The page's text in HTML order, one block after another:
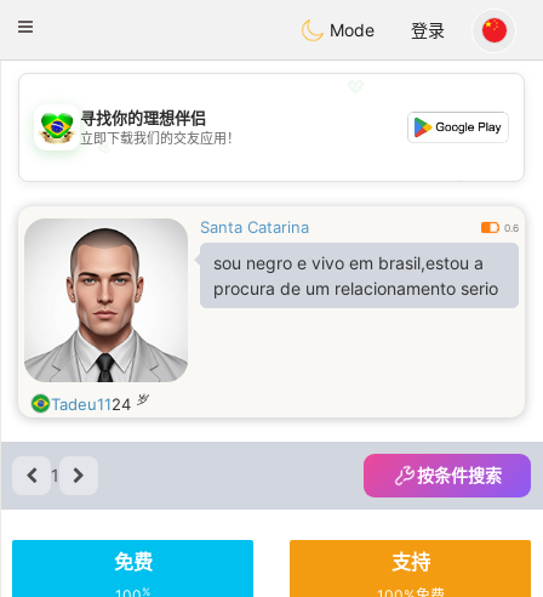
Conversar
Toggle
Mode 登录
💖
💕
寻找你的理想伴侣
立即下载我们的交友应用！
Santa Catarina 0.6
sou negro e vivo em brasil,estou a
procura de um relacionamento serio
Tadeu1124 岁
1 按条件搜索
免费
%
支持